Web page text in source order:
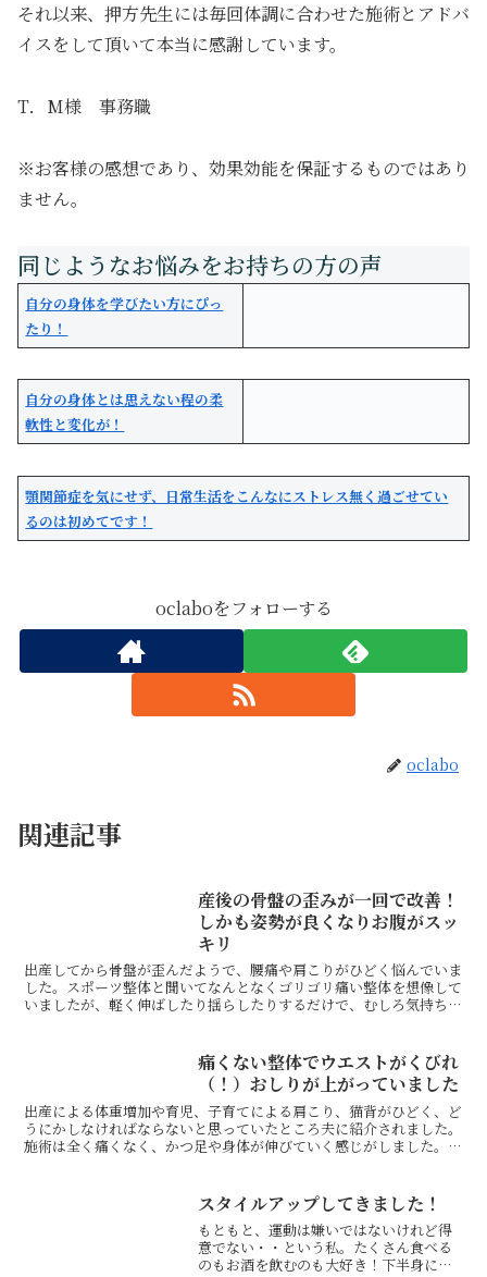
それ以来、押方先生には毎回体調に合わせた施術とアドバ
イスをして頂いて本当に感謝しています。
T．M様 事務職
※お客様の感想であり、効果効能を保証するものではあり
ません。
自分の身体を学びたい方にぴっ
たり！
自分の身体とは思えない程の柔
軟性と変化が！
顎関節症を気にせず、日常生活をこんなにストレス無く過ごせてい
るのは初めてです！
oclaboをフォローする
oclabo
関連記事
産後の骨盤の歪みが一回で改善！
しかも姿勢が良くなりお腹がスッ
キリ
出産してから骨盤が歪んだようで、腰痛や肩こりがひどく悩んでいま
した。スポーツ整体と聞いてなんとなくゴリゴリ痛い整体を想像して
いましたが、軽く伸ばしたり揺らしたりするだけで、むしろ気持ちい
痛くない整体でウエストがくびれ
（！）おしりが上がっていました
出産による体重増加や育児、子育てによる肩こり、猫背がひどく、ど
うにかしなければならないと思っていたところ夫に紹介されました。
施術は全く痛くなく、かつ足や身体が伸びていく感じがしました。実
スタイルアップしてきました！
もともと、運動は嫌いではないけれど得
意でない・・という私。たくさん食べる
のもお酒を飲むのも大好き！下半身にコ